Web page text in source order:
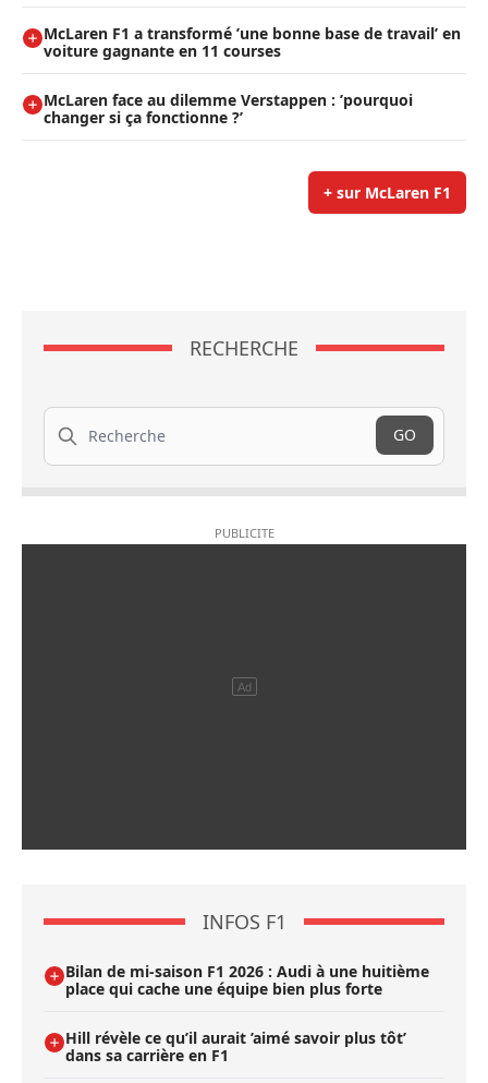
McLaren F1 a transformé ’une bonne base de travail’ en
voiture gagnante en 11 courses
McLaren face au dilemme Verstappen : ’pourquoi
changer si ça fonctionne ?’
+ sur McLaren F1
RECHERCHE
Recherche
GO
INFOS F1
Bilan de mi-saison F1 2026 : Audi à une huitième
place qui cache une équipe bien plus forte
Hill révèle ce qu’il aurait ’aimé savoir plus tôt’
dans sa carrière en F1